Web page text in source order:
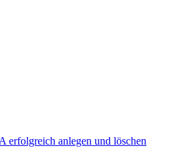
erfolgreich anlegen und löschen